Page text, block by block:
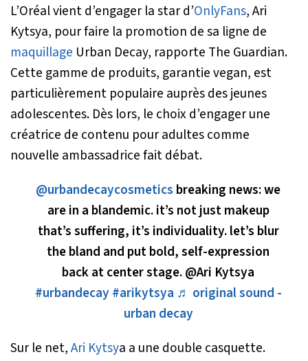
L’Oréal vient d’engager la star d’OnlyFans, Ari
Kytsya, pour faire la promotion de sa ligne de
maquillage Urban Decay, rapporte The Guardian.
Cette gamme de produits, garantie vegan, est
particulièrement populaire auprès des jeunes
adolescentes. Dès lors, le choix d’engager une
créatrice de contenu pour adultes comme
nouvelle ambassadrice fait débat.
@urbandecaycosmetics breaking news: we
are in a blandemic. it’s not just makeup
that’s suffering, it’s individuality. let’s blur
the bland and put bold, self-expression
back at center stage. @Ari Kytsya
#urbandecay#arikytsya ♬ original sound -
urban decay
Sur le net,Ari Kytsya a une double casquette.